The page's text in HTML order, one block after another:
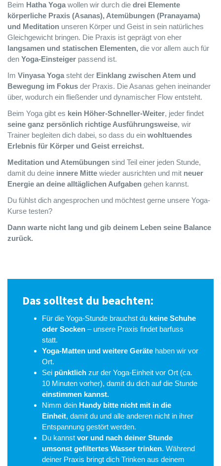
Beim Hatha Yoga wollen wir durch die drei Elemente
körperliche Praxis (Asanas), Atemübungen (Pranayama)
und Meditation unseren Körper und Geist in sein natürliches
Gleichgewicht bringen. Die Praxis ist geprägt von eher
langsamen und statischen Elementen, die vor allem auch für
den Yoga-Einsteiger passend ist.
Im Vinyasa Yoga steht der Einklang zwischen Atem und
Bewegung im Fokus der Praxis. Die Asanas gehen ineinander
über, wodurch ein fließender und dynamischer Flow entsteht.
Beim Yoga gibt es kein Höher-Schneller-Weiter, jeder findet
seine ganz persönlich richtige Ausführungsweise, wir
Trainer begleiten dich dabei, so dass du ein wohltuendes
Erlebnis für Körper und Geist erreichst.
Meditation und Atemübungen sind Teil einer jeden Stunde,
damit du deine innere Mitte wieder ausrichten und mit neuer
Energie an deine alltäglichen Aufgaben gehen kannst.
Du fühlst dich angesprochen und möchtest gerne unsere Yoga-
Kurse testen?
Dann warte nicht lang und gib deinem Leben seine Balance
zurück.
Das solltest du beachten:
Für die Yoga-Stunde brauchst du keine Schuhe
oder Socken – unsere Praxis findet barfuss
statt.
Yoga-Matten und weitere Geräte haben wir vor
Ort.
Sei pünktlich zur der Yoga-Einheit vor Ort (ca.
10 Minuten vorher), damit du dich auf die Stunde
einstimmen kannst.
Nimm dein Handy bitte nicht mit in die
Einheit, damit du und alle anderen nicht in ihrer
Entspannung gestört werden.
Du kannst vor und nach deiner Stunde
umsonst gefiltertes Wasser trinken. Während
deiner Praxis bringt dich Trinken aus deinem